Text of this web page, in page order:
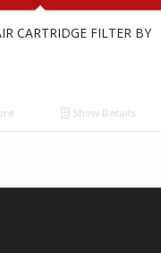
CARTRIDGE FILTER BY
Show Details